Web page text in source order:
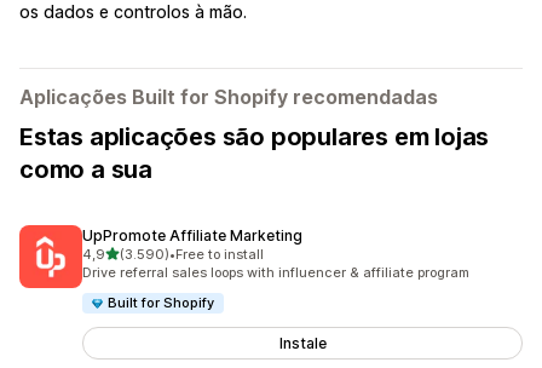
os dados e controlos à mão.
Aplicações Built for Shopify recomendadas
Estas aplicações são populares em lojas
como a sua
UpPromote Affiliate Marketing
4,9de 5 estrelas
(3.590)
3590 total de avaliações
•Free to install
Drive referral sales loops with influencer & affiliate program
Built for Shopify
Instale